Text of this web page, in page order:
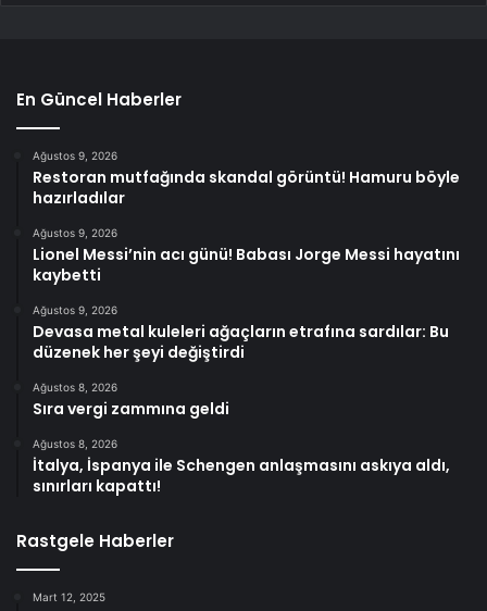
En Güncel Haberler
Ağustos 9, 2026
Restoran mutfağında skandal görüntü! Hamuru böyle
hazırladılar
Ağustos 9, 2026
Lionel Messi’nin acı günü! Babası Jorge Messi hayatını
kaybetti
Ağustos 9, 2026
Devasa metal kuleleri ağaçların etrafına sardılar: Bu
düzenek her şeyi değiştirdi
Ağustos 8, 2026
Sıra vergi zammına geldi
Ağustos 8, 2026
İtalya, İspanya ile Schengen anlaşmasını askıya aldı,
sınırları kapattı!
Rastgele Haberler
Mart 12, 2025